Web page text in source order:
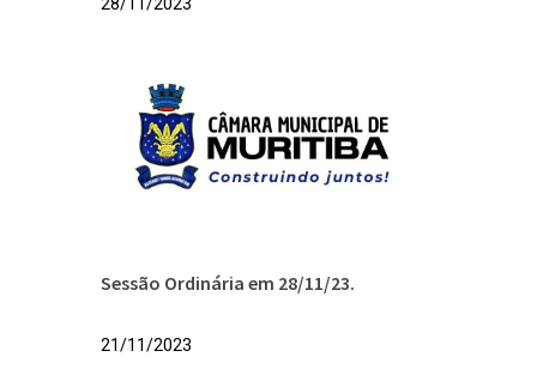
Sessão Ordinária em 28/11/23.
21/11/2023